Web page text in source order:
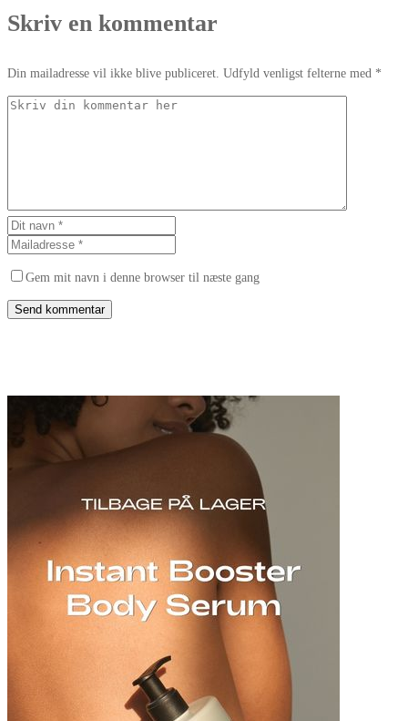
Skriv en kommentar
Din mailadresse vil ikke blive publiceret. Udfyld venligst felterne med *
Gem mit navn i denne browser til næste gang